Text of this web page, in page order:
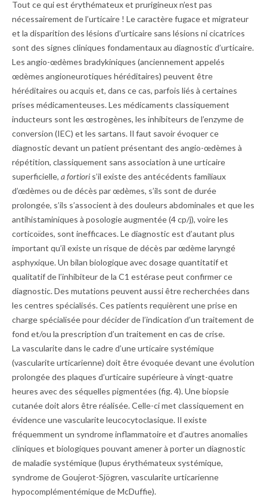
Tout ce qui est érythémateux et prurigineux n’est pas
nécessairement de l’urticaire ! Le caractère fugace et migrateur
et la disparition des lésions d’urticaire sans lésions ni cicatrices
sont des signes cliniques fondamentaux au diagnostic d’urticaire.
Les angio-œdèmes bradykiniques (anciennement appelés
œdèmes angioneurotiques héréditaires) peuvent être
héréditaires ou acquis et, dans ce cas, parfois liés à certaines
prises médicamenteuses. Les médicaments classiquement
inducteurs sont les œstrogènes, les inhibiteurs de l’enzyme de
conversion (IEC) et les sartans. Il faut savoir évoquer ce
diagnostic devant un patient présentant des angio-œdèmes à
répétition, classiquement sans association à une urticaire
superficielle, a fortiori s’il existe des antécédents familiaux
d’œdèmes ou de décès par œdèmes, s’ils sont de durée
prolongée, s’ils s’associent à des douleurs abdominales et que les
antihistaminiques à posologie augmentée (4 cp/j), voire les
corticoïdes, sont inefficaces. Le diagnostic est d’autant plus
important qu’il existe un risque de décès par œdème laryngé
asphyxique. Un bilan biologique avec dosage quantitatif et
qualitatif de l’inhibiteur de la C1 estérase peut confirmer ce
diagnostic. Des mutations peuvent aussi être recherchées dans
les centres spécialisés. Ces patients requièrent une prise en
charge spécialisée pour décider de l’indication d’un traitement de
fond et/ou la prescription d’un traitement en cas de crise.
La vascularite dans le cadre d’une urticaire systémique
(vascularite urticarienne) doit être évoquée devant une évolution
prolongée des plaques d’urticaire supérieure à vingt-quatre
heures avec des séquelles pigmentées (fig. 4). Une biopsie
cutanée doit alors être réalisée. Celle-ci met classiquement en
évidence une vascularite leucocytoclasique. Il existe
fréquemment un syndrome inflammatoire et d’autres anomalies
cliniques et biologiques pouvant amener à porter un diagnostic
de maladie systémique (lupus érythémateux systémique,
syndrome de Goujerot-Sjögren, vascularite urticarienne
hypocomplémentémique de McDuffie).